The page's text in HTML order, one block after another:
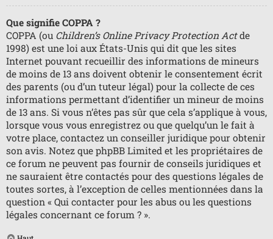
Que signifie COPPA ?
COPPA (ou Children’s Online Privacy Protection Actde
1998) est une loi aux États-Unis qui dit que les sites
Internet pouvant recueillir des informations de mineurs
de moins de 13 ans doivent obtenir le consentement écrit
des parents (ou d’un tuteur légal) pour la collecte de ces
informations permettant d’identifier un mineur de moins
de 13 ans. Si vous n’êtes pas sûr que cela s’applique à vous,
lorsque vous vous enregistrez ou que quelqu’un le fait à
votre place, contactez un conseiller juridique pour obtenir
son avis. Notez que phpBB Limited et les propriétaires de
ce forum ne peuvent pas fournir de conseils juridiques et
ne sauraient être contactés pour des questions légales de
toutes sortes, à l’exception de celles mentionnées dans la
question « Qui contacter pour les abus ou les questions
légales concernant ce forum ? ».